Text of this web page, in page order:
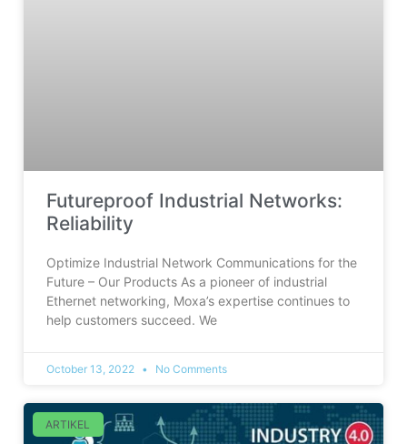
Futureproof Industrial Networks:
Reliability
Optimize Industrial Network Communications for the
Future – Our Products As a pioneer of industrial
Ethernet networking, Moxa’s expertise continues to
help customers succeed. We
October 13, 2022 No Comments
ARTIKEL